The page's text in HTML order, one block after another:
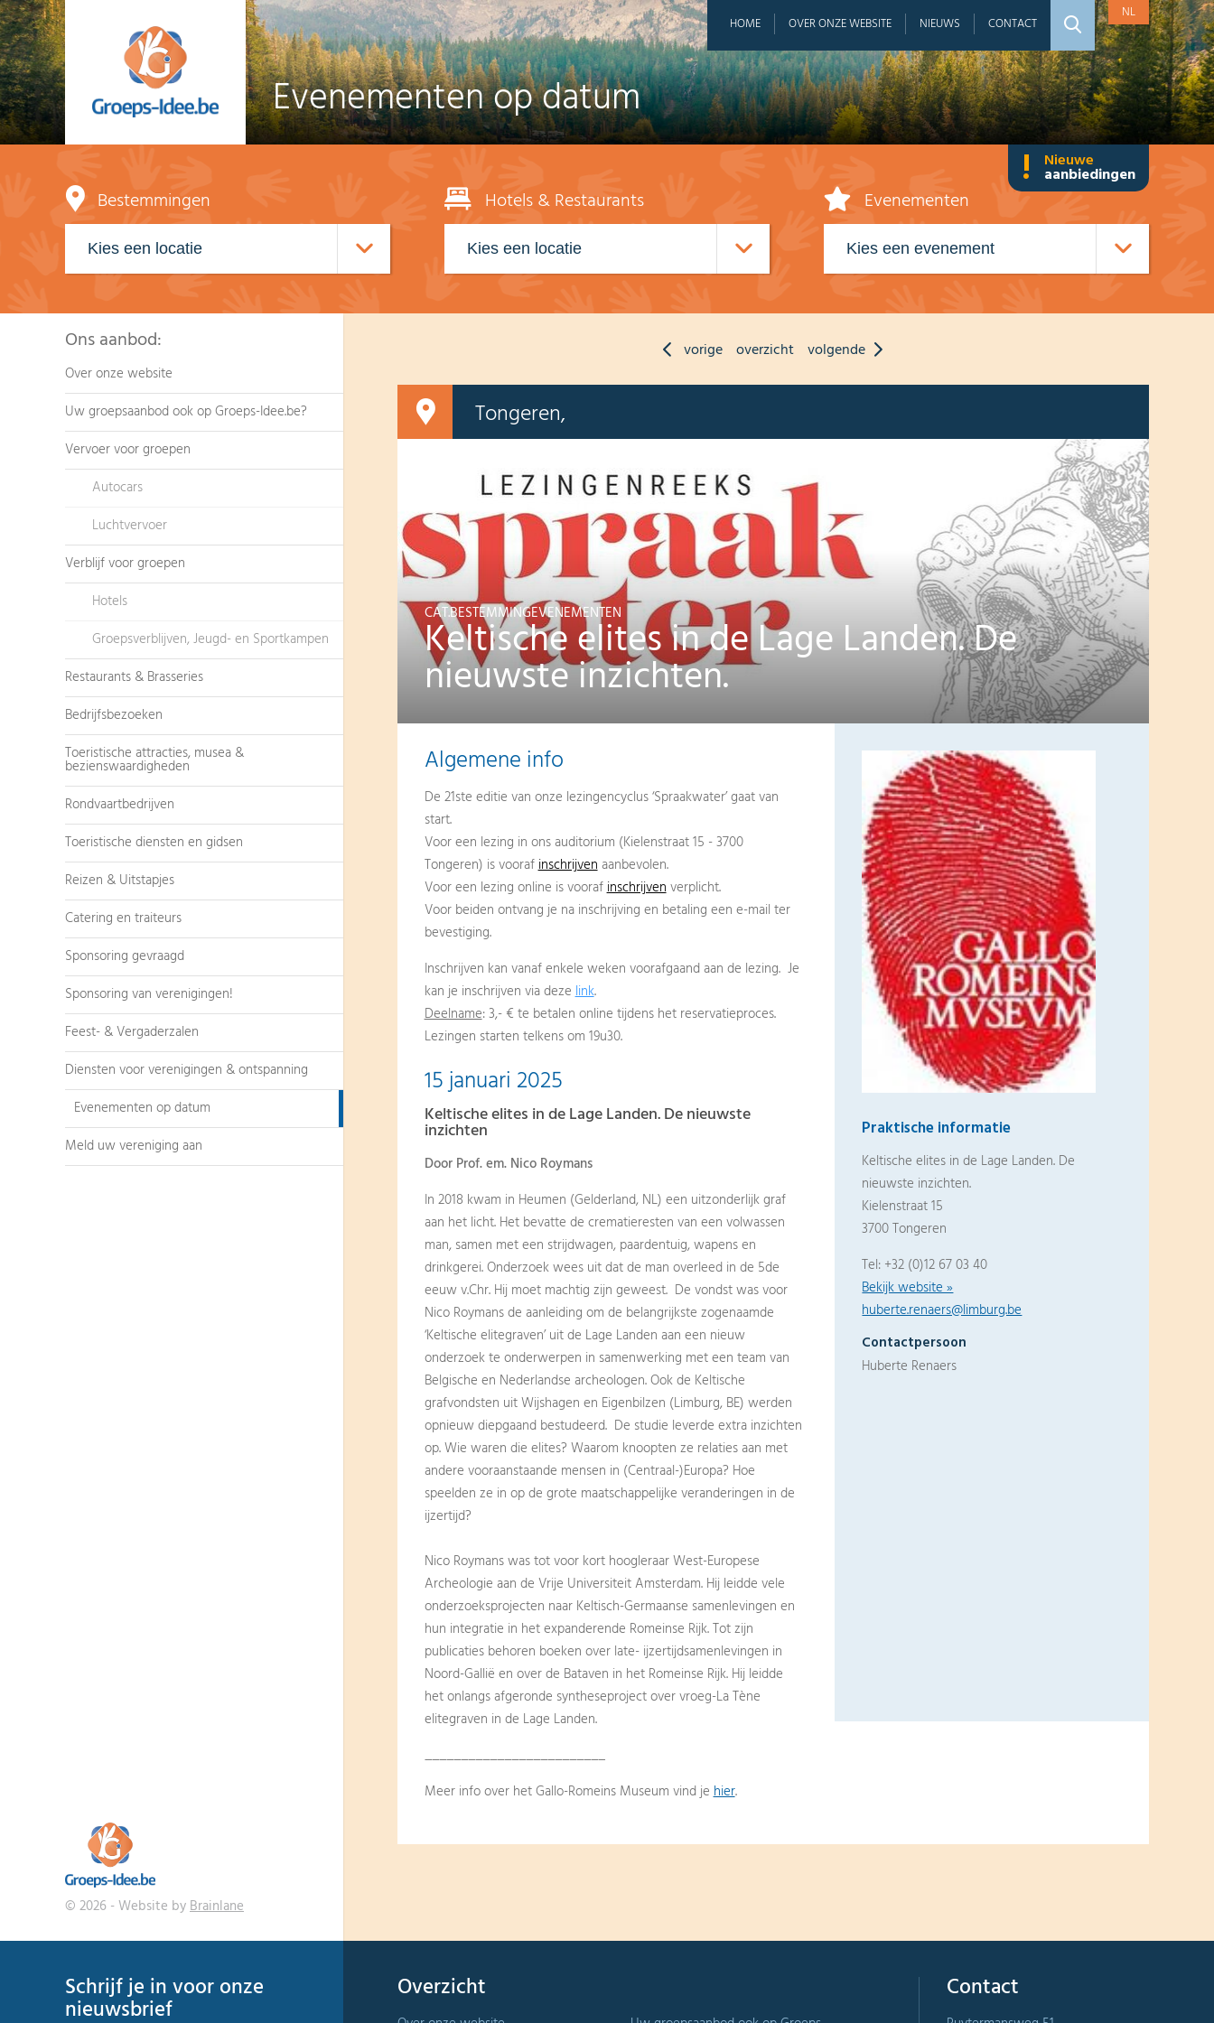
Evenementen op datum
NL
HOME OVER ONZE WEBSITE NIEUWS CONTACT
! Nieuwe
aanbiedingen
Bestemmingen Hotels & Restaurants Evenementen
Ons aanbod:
Over onze website
Uw groepsaanbod ook op Groeps-Idee.be?
Vervoer voor groepen
Autocars
Luchtvervoer
Verblijf voor groepen
Hotels
Groepsverblijven, Jeugd- en Sportkampen
Restaurants & Brasseries
Bedrijfsbezoeken
Toeristische attracties, musea &
bezienswaardigheden
Rondvaartbedrijven
Toeristische diensten en gidsen
Reizen & Uitstapjes
Catering en traiteurs
Sponsoring gevraagd
Sponsoring van verenigingen!
Feest- & Vergaderzalen
Diensten voor verenigingen & ontspanning
Evenementen op datum
Meld uw vereniging aan
© 2026 - Website byBrainlane
vorige overzicht volgende
Tongeren,
CAT.BESTEMMINGEVENEMENTEN
Keltische elites in de Lage Landen. De
nieuwste inzichten.
Praktische informatie
Keltische elites in de Lage Landen. De
nieuwste inzichten.
Kielenstraat 15
3700 Tongeren
Tel: +32 (0)12 67 03 40
Bekijk website »
huberte.renaers@limburg.be
Contactpersoon
Huberte Renaers
Algemene info
De 21ste editie van onze lezingencyclus ‘Spraakwater’ gaat van
start.
Voor een lezing in ons auditorium (Kielenstraat 15 - 3700
Tongeren) is voorafinschrijvenaanbevolen.
Voor een lezing online is voorafinschrijvenverplicht.
Voor beiden ontvang je na inschrijving en betaling een e-mail ter
bevestiging.
Inschrijven kan vanaf enkele weken voorafgaand aan de lezing. Je
kan je inschrijven via dezelink.
Deelname: 3,- € te betalen online tijdens het reservatieproces.
Lezingen starten telkens om 19u30.
15 januari 2025
Keltische elites in de Lage Landen. De nieuwste
inzichten
Door Prof. em. Nico Roymans
In 2018 kwam in Heumen (Gelderland, NL) een uitzonderlijk graf
aan het licht. Het bevatte de crematieresten van een volwassen
man, samen met een strijdwagen, paardentuig, wapens en
drinkgerei. Onderzoek wees uit dat de man overleed in de 5de
eeuw v.Chr. Hij moet machtig zijn geweest. De vondst was voor
Nico Roymans de aanleiding om de belangrijkste zogenaamde
‘Keltische elitegraven’ uit de Lage Landen aan een nieuw
onderzoek te onderwerpen in samenwerking met een team van
Belgische en Nederlandse archeologen. Ook de Keltische
grafvondsten uit Wijshagen en Eigenbilzen (Limburg, BE) werden
opnieuw diepgaand bestudeerd. De studie leverde extra inzichten
op. Wie waren die elites? Waarom knoopten ze relaties aan met
andere vooraanstaande mensen in (Centraal-)Europa? Hoe
speelden ze in op de grote maatschappelijke veranderingen in de
ijzertijd?
Nico Roymans was tot voor kort hoogleraar West-Europese
Archeologie aan de Vrije Universiteit Amsterdam. Hij leidde vele
onderzoeksprojecten naar Keltisch-Germaanse samenlevingen en
hun integratie in het expanderende Romeinse Rijk. Tot zijn
publicaties behoren boeken over late- ijzertijdsamenlevingen in
Noord-Gallië en over de Bataven in het Romeinse Rijk. Hij leidde
het onlangs afgeronde syntheseproject over vroeg-La Tène
elitegraven in de Lage Landen.
_________________________
Meer info over het Gallo-Romeins Museum vind jehier.
Schrijf je in voor onze
nieuwsbrief
Overzicht Contact